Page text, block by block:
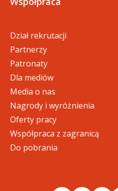
Dział rekrutacji
Partnerzy
Patronaty
Dla mediów
Media o nas
Nagrody i wyróżnienia
Oferty pracy
Współpraca z zagranicą
Do pobrania